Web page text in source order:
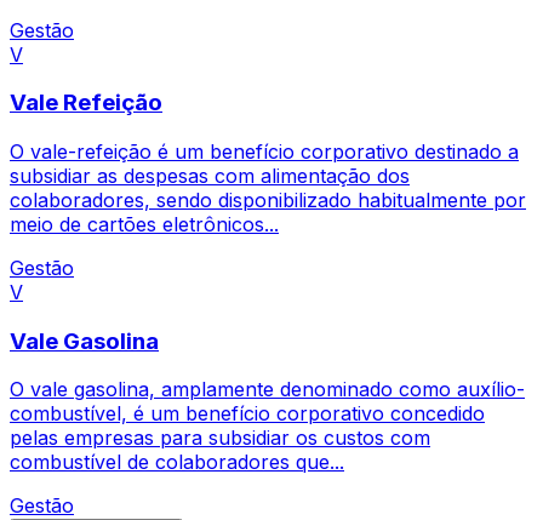
Gestão
V
Vale Refeição
O vale-refeição é um benefício corporativo destinado a
subsidiar as despesas com alimentação dos
colaboradores, sendo disponibilizado habitualmente por
meio de cartões eletrônicos...
Gestão
V
Vale Gasolina
O vale gasolina, amplamente denominado como auxílio-
combustível, é um benefício corporativo concedido
pelas empresas para subsidiar os custos com
combustível de colaboradores que...
Gestão